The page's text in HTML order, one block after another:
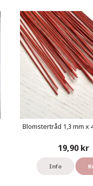
Blomstertråd 1,3 mm x
19,90 kr
Info